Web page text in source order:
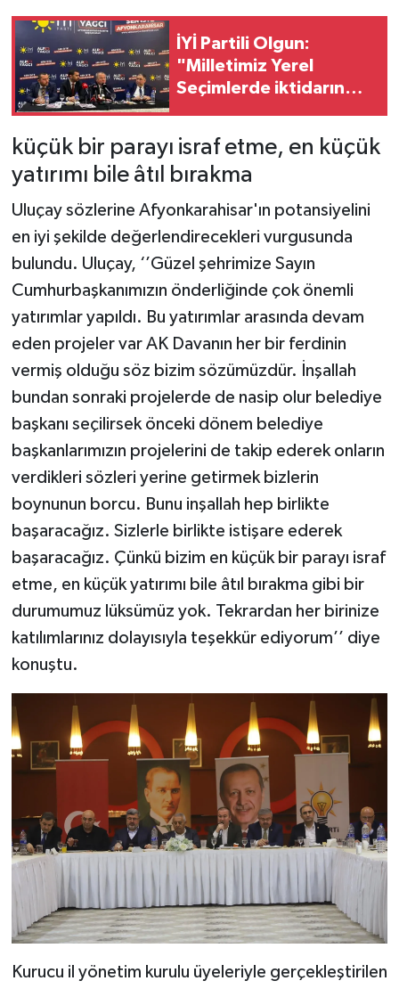
İYİ Partili Olgun:
"Milletimiz Yerel
Seçimlerde iktidarın
küçük bir parayı israf etme, en küçük
yatırımı bile âtıl bırakma
Uluçay sözlerine Afyonkarahisar'ın potansiyelini
en iyi şekilde değerlendirecekleri vurgusunda
bulundu. Uluçay, ‘’Güzel şehrimize Sayın
Cumhurbaşkanımızın önderliğinde çok önemli
yatırımlar yapıldı. Bu yatırımlar arasında devam
eden projeler var AK Davanın her bir ferdinin
vermiş olduğu söz bizim sözümüzdür. İnşallah
bundan sonraki projelerde de nasip olur belediye
başkanı seçilirsek önceki dönem belediye
başkanlarımızın projelerini de takip ederek onların
verdikleri sözleri yerine getirmek bizlerin
boynunun borcu. Bunu inşallah hep birlikte
başaracağız. Sizlerle birlikte istişare ederek
başaracağız. Çünkü bizim en küçük bir parayı israf
etme, en küçük yatırımı bile âtıl bırakma gibi bir
durumumuz lüksümüz yok. Tekrardan her birinize
katılımlarınız dolayısıyla teşekkür ediyorum’’ diye
konuştu.
Kurucu il yönetim kurulu üyeleriyle gerçekleştirilen